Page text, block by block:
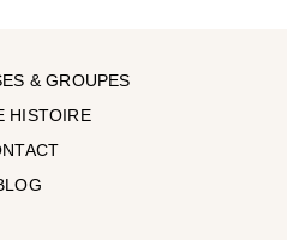
& GROUPES
HISTOIRE